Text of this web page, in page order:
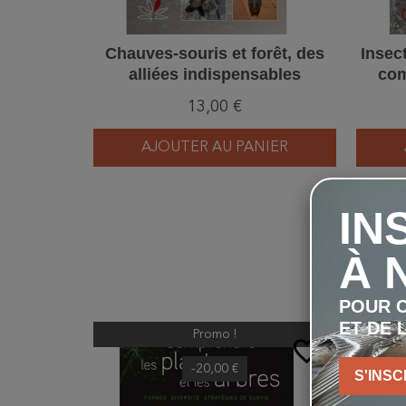
Chauves-souris et forêt, des
alliées indispensables
13,00 €
AJOUTER AU PANIER
favorite_border
Promo !
-20,00 €
À
POUR
ET DE